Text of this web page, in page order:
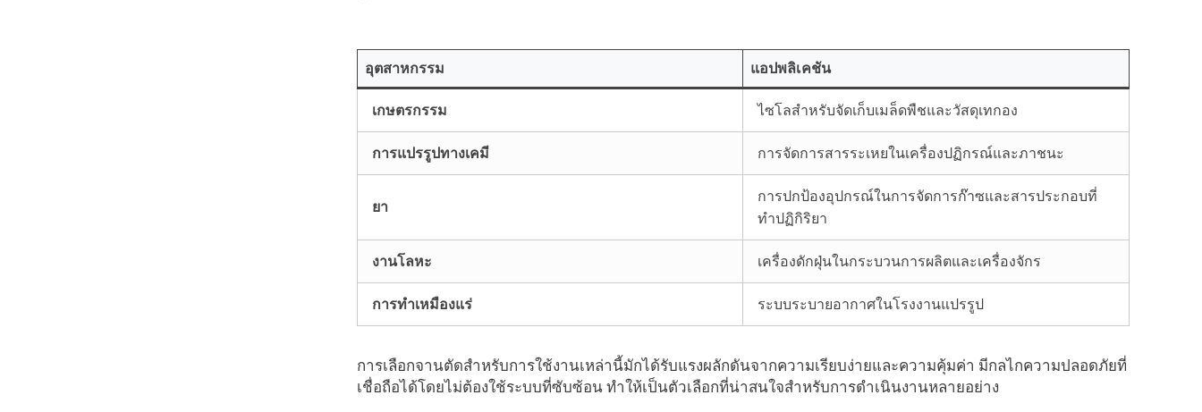
อุตสาหกรรม แอปพลิเคชัน
เกษตรกรรม ไซโลสำหรับจัดเก็บเมล็ดพืชและวัสดุเทกอง
การแปรรูปทางเคมี การจัดการสารระเหยในเครื่องปฏิกรณ์และภาชนะ
ยา
การปกป้องอุปกรณ์ในการจัดการก๊าซและสารประกอบที่
ทำปฏิกิริยา
งานโลหะ เครื่องดักฝุ่นในกระบวนการผลิตและเครื่องจักร
การทำเหมืองแร่ ระบบระบายอากาศในโรงงานแปรรูป
การเลือกจานตัดสำหรับการใช้งานเหล่านี้มักได้รับแรงผลักดันจากความเรียบง่ายและความคุ้มค่า มีกลไกความปลอดภัยที่
เชื่อถือได้โดยไม่ต้องใช้ระบบที่ซับซ้อน ทำให้เป็นตัวเลือกที่น่าสนใจสำหรับการดำเนินงานหลายอย่าง